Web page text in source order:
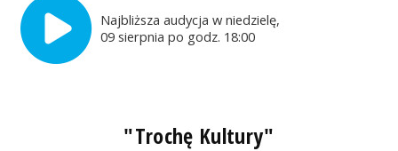
Najbliższa audycja w niedzielę,
09 sierpnia po godz. 18:00
"Trochę Kultury"